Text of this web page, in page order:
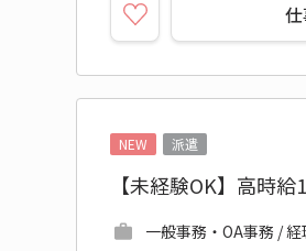
NEW 派遣
【未経験OK】高時
一般事務・OA事務 /